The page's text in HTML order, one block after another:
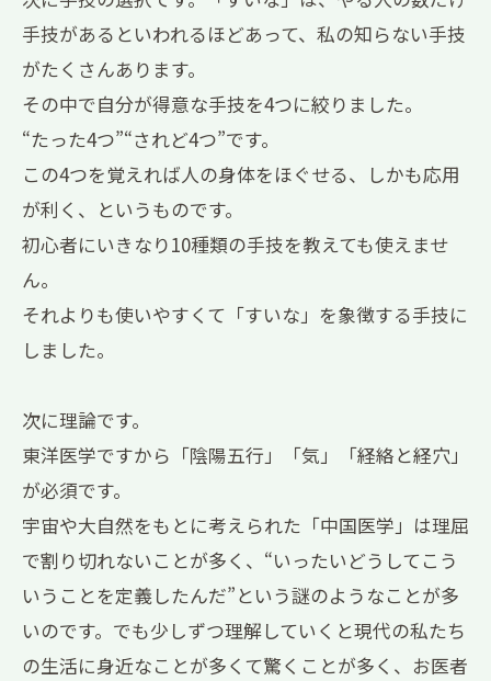
手技があるといわれるほどあって、私の知らない手技
がたくさんあります。
その中で自分が得意な手技を4つに絞りました。
“たった4つ”“されど4つ”です。
この4つを覚えれば人の身体をほぐせる、しかも応用
が利く、というものです。
初心者にいきなり10種類の手技を教えても使えませ
ん。
それよりも使いやすくて「すいな」を象徴する手技に
しました。
次に理論です。
東洋医学ですから「陰陽五行」「気」「経絡と経穴」
が必須です。
宇宙や大自然をもとに考えられた「中国医学」は理屈
で割り切れないことが多く、“いったいどうしてこう
いうことを定義したんだ”という謎のようなことが多
いのです。でも少しずつ理解していくと現代の私たち
の生活に身近なことが多くて驚くことが多く、お医者